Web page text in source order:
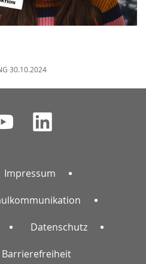
übermittelt
30.10.2024
Impressum
Datenschutz
Barrierefreiheit